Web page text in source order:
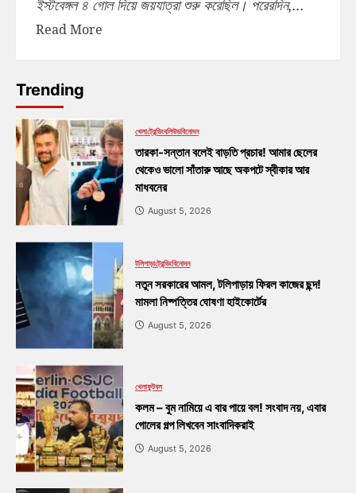
ইস্টবেঙ্গল ৪ গোল দিয়ে জয়যাত্রা শুরু করেছিল। পরেরদিন,...
Read More
Trending
খেলাট্রেন্ডিংবলিউডবিনোদন
তারকা-সন্তান বলেই বাড়তি প্রচার! আমার ছেলের
থেকেও ভালো সাঁতারু আছে অকপটে স্বীকার আর
মাধবনের
August 5, 2026
টলিপাড়াট্রেন্ডিংবিনোদন
নতুন সরকারের আমল, টলিপাড়ায় ফিরল কাজের ছন্দ!
মামলা নিষ্পত্তির ঘোষণা হাইকোর্টের
August 5, 2026
খেলাফুটবল
কলম – বুম নামিয়ে এ বার পায়ে বল! সংবাদ নয়, এবার
গোলের গল্প লিখবেন সাংবাদিকরাই
August 5, 2026